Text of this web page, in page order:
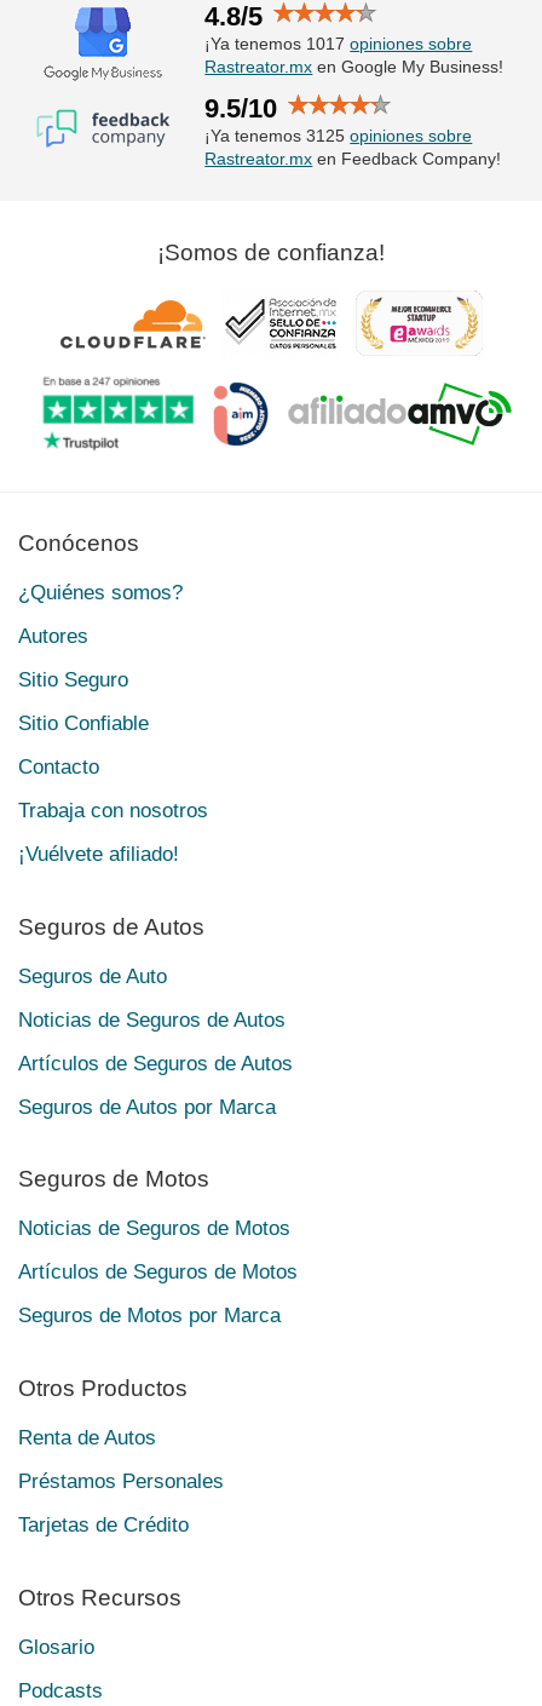
4.8/5
¡Ya tenemos 1017opiniones sobre
Rastreator.mx en Google My Business!
9.5/10
¡Ya tenemos 3125opiniones sobre
Rastreator.mx en Feedback Company!
¡Somos de confianza!
Conócenos
¿Quiénes somos?
Autores
Sitio Seguro
Sitio Confiable
Contacto
Trabaja con nosotros
¡Vuélvete afiliado!
Seguros de Autos
Seguros de Auto
Noticias de Seguros de Autos
Artículos de Seguros de Autos
Seguros de Autos por Marca
Seguros de Motos
Noticias de Seguros de Motos
Artículos de Seguros de Motos
Seguros de Motos por Marca
Otros Productos
Renta de Autos
Préstamos Personales
Tarjetas de Crédito
Otros Recursos
Glosario
Podcasts